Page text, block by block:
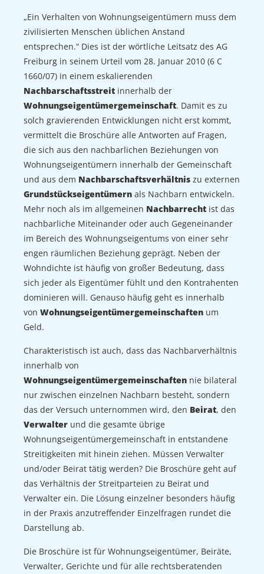
„Ein Verhalten von Wohnungseigentümern muss dem
zivilisierten Menschen üblichen Anstand
entsprechen.“ Dies ist der wörtliche Leitsatz des AG
Freiburg in seinem Urteil vom 28. Januar 2010 (6 C
1660/07) in einem eskalierenden
Nachbarschaftsstreit innerhalb der
Wohnungseigentümergemeinschaft. Damit es zu
solch gravierenden Entwicklungen nicht erst kommt,
vermittelt die Broschüre alle Antworten auf Fragen,
die sich aus den nachbarlichen Beziehungen von
Wohnungseigentümern innerhalb der Gemeinschaft
und aus dem Nachbarschaftsverhältnis zu externen
Grundstückseigentümern als Nachbarn entwickeln.
Mehr noch als im allgemeinen Nachbarrecht ist das
nachbarliche Miteinander oder auch Gegeneinander
im Bereich des Wohnungseigentums von einer sehr
engen räumlichen Beziehung geprägt. Neben der
Wohndichte ist häufig von großer Bedeutung, dass
sich jeder als Eigentümer fühlt und den Kontrahenten
dominieren will. Genauso häufig geht es innerhalb
von Wohnungseigentümergemeinschaften um
Geld.
Charakteristisch ist auch, dass das Nachbarverhältnis
innerhalb von
Wohnungseigentümergemeinschaften nie bilateral
nur zwischen einzelnen Nachbarn besteht, sondern
das der Versuch unternommen wird, den Beirat, den
Verwalter und die gesamte übrige
Wohnungseigentümergemeinschaft in entstandene
Streitigkeiten mit hinein ziehen. Müssen Verwalter
und/oder Beirat tätig werden? Die Broschüre geht auf
das Verhältnis der Streitparteien zu Beirat und
Verwalter ein. Die Lösung einzelner besonders häufig
in der Praxis anzutreffender Einzelfragen rundet die
Darstellung ab.
Die Broschüre ist für Wohnungseigentümer, Beiräte,
Verwalter, Gerichte und für alle rechtsberatenden